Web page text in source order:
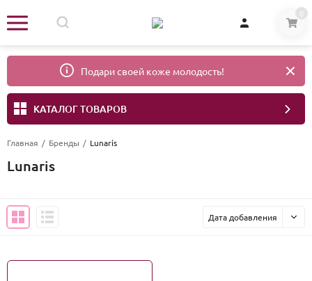
0
Подари своей коже молодость!
КАТАЛОГ ТОВАРОВ
Главная / Бренды / Lunaris
Lunaris
Дата добавления